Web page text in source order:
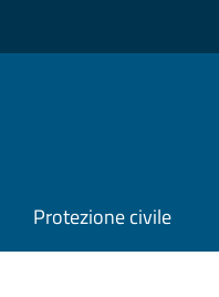
Protezione civile